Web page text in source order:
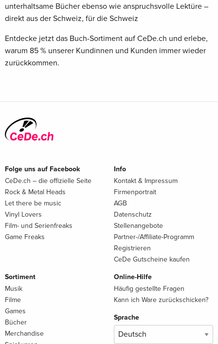
unterhaltsame Bücher ebenso wie anspruchsvolle Lektüre –
direkt aus der Schweiz, für die Schweiz
Entdecke jetzt das Buch-Sortiment auf CeDe.ch und erlebe,
warum 85 % unserer Kundinnen und Kunden immer wieder
zurückkommen.
Folge uns auf Facebook
CeDe.ch – die offizielle Seite
Rock & Metal Heads
Let there be music
Vinyl Lovers
Film- und Serienfreaks
Game Freaks
Info
Kontakt & Impressum
Firmenportrait
AGB
Datenschutz
Stellenangebote
Partner-/Affiliate-Programm
Registrieren
CeDe Gutscheine kaufen
Sortiment
Musik
Filme
Games
Bücher
Merchandise
Online-Hilfe
Häufig gestellte Fragen
Kann ich Ware zurückschicken?
Sprache